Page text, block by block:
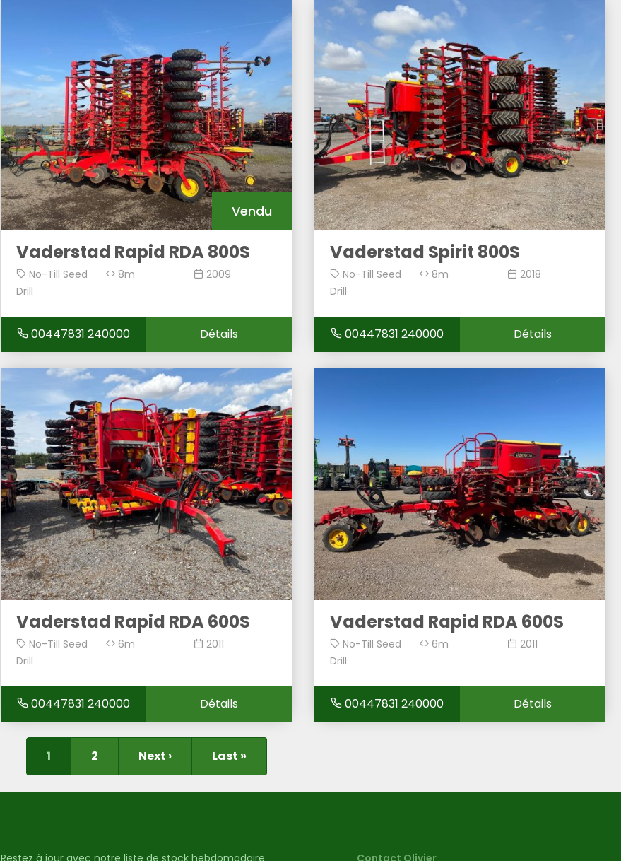
Vendu
Vaderstad Rapid RDA 800S
No-Till Seed
Drill
8m 2009
00447831 240000 Détails
Vaderstad Spirit 800S
No-Till Seed
Drill
8m 2018
00447831 240000 Détails
Vaderstad Rapid RDA 600S
No-Till Seed
Drill
6m 2011
00447831 240000 Détails
Vaderstad Rapid RDA 600S
No-Till Seed
Drill
6m 2011
00447831 240000 Détails
1 2 Next › Last »